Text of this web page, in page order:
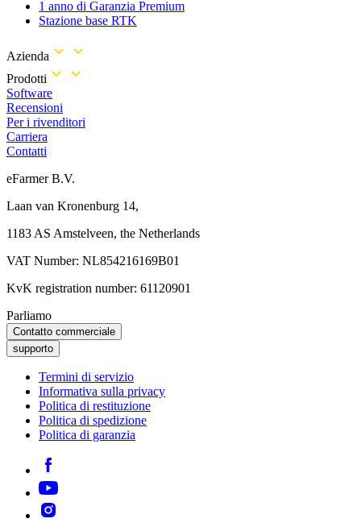
1 anno di Garanzia Premium
Stazione base RTK
Azienda
Prodotti
Software
Recensioni
Per i rivenditori
Carriera
Contatti
eFarmer B.V.
Laan van Kronenburg 14,
1183 AS Amstelveen, the Netherlands
VAT Number: NL854216169B01
KvK registration number: 61120901
Parliamo
Contatto commerciale
supporto
Termini di servizio
Informativa sulla privacy
Politica di restituzione
Politica di spedizione
Politica di garanzia